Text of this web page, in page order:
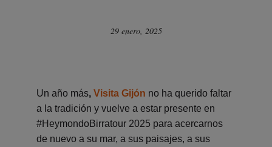
29 enero, 2025
Un año más, Visita Gijón no ha querido faltar
a la tradición y vuelve a estar presente en
#HeymondoBirratour 2025 para acercarnos
de nuevo a su mar, a sus paisajes, a sus